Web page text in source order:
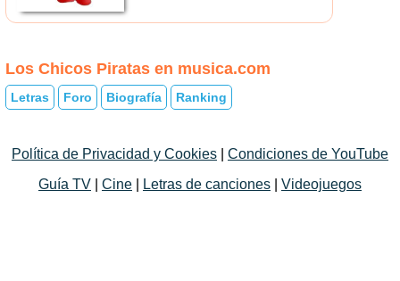
Los Chicos Piratas en musica.com
Letras Foro Biografía Ranking
Política de Privacidad y Cookies
Condiciones de YouTube
Guía TV
Cine Letras de canciones Videojuegos